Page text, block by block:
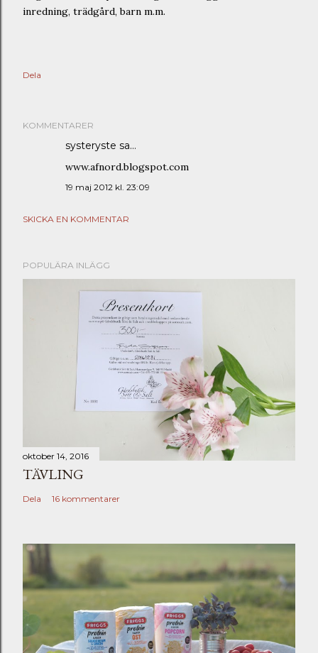
inredning, trädgård, barn m.m.
Dela
KOMMENTARER
systeryste sa…
www.afnord.blogspot.com
19 maj 2012 kl. 23:09
SKICKA EN KOMMENTAR
POPULÄRA INLÄGG
oktober 14, 2016
TÄVLING
Dela 16 kommentarer